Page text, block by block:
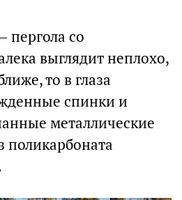
пергола со
выглядит неплохо,
то в глаза
спинки и
металлические
поликарбоната